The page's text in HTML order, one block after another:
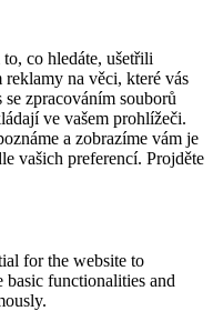
co hledáte, ušetřili
na věci, které vás
zpracováním souborů
ve vašem prohlížeči.
a zobrazíme vám je
vašich preferencí. Projděte
for the website to
basic functionalities and